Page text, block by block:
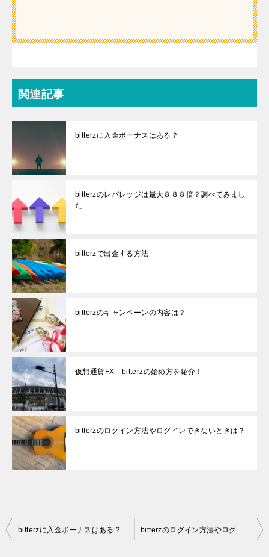
関連記事
bitterzに入金ボーナスはある？
bitterzのレバレッジは最大８８８倍？調べてみまし
た
bitterzで出金する方法
bitterzのキャンペーンの内容は？
仮想通貨FX bitterzの始め方を紹介！
bitterzのログイン方法やログインできないときは？
投
bitterzに入金ボーナスはある？